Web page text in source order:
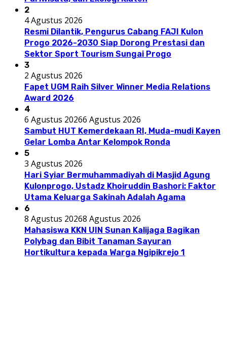
2
4 Agustus 2026
Resmi Dilantik, Pengurus Cabang FAJI Kulon
Progo 2026-2030 Siap Dorong Prestasi dan
Sektor Sport Tourism Sungai Progo
3
2 Agustus 2026
Fapet UGM Raih Silver Winner Media Relations
Award 2026
4
6 Agustus 20266 Agustus 2026
Sambut HUT Kemerdekaan RI, Muda-mudi Kayen
Gelar Lomba Antar Kelompok Ronda
5
3 Agustus 2026
Hari Syiar Bermuhammadiyah di Masjid Agung
Kulonprogo, Ustadz Khoiruddin Bashori: Faktor
Utama Keluarga Sakinah Adalah Agama
6
8 Agustus 20268 Agustus 2026
Mahasiswa KKN UIN Sunan Kalijaga Bagikan
Polybag dan Bibit Tanaman Sayuran
Hortikultura kepada Warga Ngipikrejo 1